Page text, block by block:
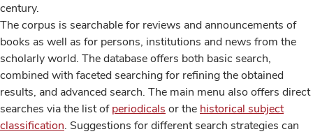
century.
The corpus is searchable for reviews and announcements of
books as well as for persons, institutions and news from the
scholarly world. The database offers both basic search,
combined with faceted searching for refining the obtained
results, and advanced search. The main menu also offers direct
searches via the list ofperiodicals or the historical subject
classification. Suggestions for different search strategies can